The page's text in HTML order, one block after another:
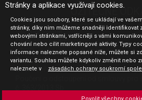
UŽITEČNÉ
Jak nakupovat
Obchodní podmínky
GDPR - ochrana osobních údajů
Profil zadavatele
Sdělení před uzavřením kupní smlouvy
Stránky a aplikace využívají cookies.
Cookies jsou soubory, které se ukládají ve
stránky, díky nim můžeme snadněji identifikovat
webovými stránkami, vstřícněji s vámi
chování nebo cílit marketingové aktivity. Typy
informace naleznete popsané níže, můžete si
variantu. Souhlas můžete kdykoliv změnit nebo
naleznete v
zásadách ochrany soukromí